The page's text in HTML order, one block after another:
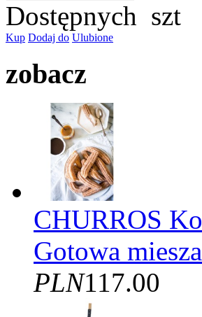
Dostępnych szt
Kup Dodaj do Ulubione
zobacz
CHURROS
Gotowa
PLN117.00